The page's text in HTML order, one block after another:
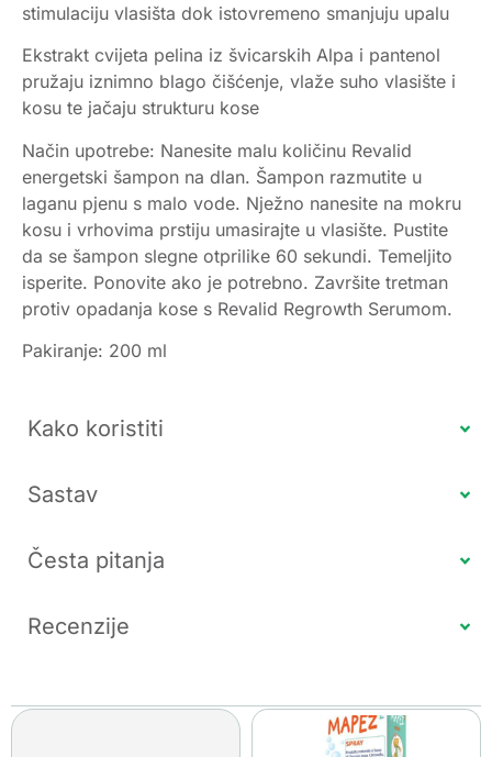
stimulaciju vlasišta dok istovremeno smanjuju upalu
Ekstrakt cvijeta pelina iz švicarskih Alpa i pantenol
pružaju iznimno blago čišćenje, vlaže suho vlasište i
kosu te jačaju strukturu kose
Način upotrebe: Nanesite malu količinu Revalid
energetski šampon na dlan. Šampon razmutite u
laganu pjenu s malo vode. Nježno nanesite na mokru
kosu i vrhovima prstiju umasirajte u vlasište. Pustite
da se šampon slegne otprilike 60 sekundi. Temeljito
isperite. Ponovite ako je potrebno. Završite tretman
protiv opadanja kose s Revalid Regrowth Serumom.
Pakiranje: 200 ml
Kako koristiti
Sastav
Česta pitanja
Recenzije